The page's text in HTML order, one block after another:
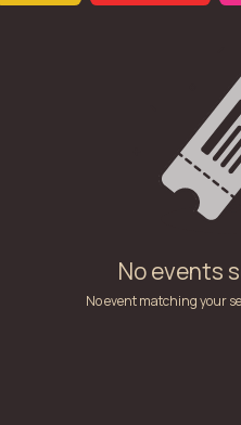
No events
No event matching your